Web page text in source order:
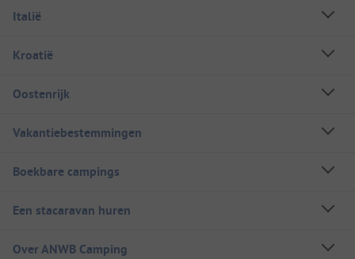
Italië
Kroatië
Oostenrijk
Vakantiebestemmingen
Boekbare campings
Een stacaravan huren
Over ANWB Camping